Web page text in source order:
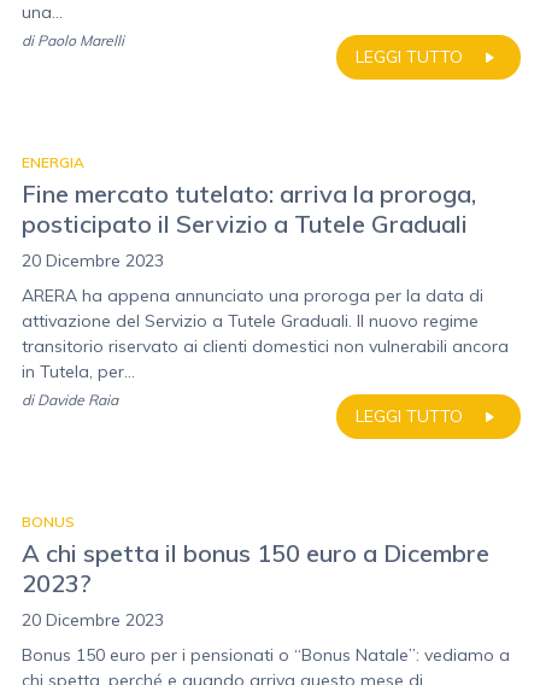
una...
LEGGI TUTTO
di Paolo Marelli
ENERGIA
Fine mercato tutelato: arriva la proroga,
posticipato il Servizio a Tutele Graduali
20 Dicembre 2023
ARERA ha appena annunciato una proroga per la data di
attivazione del Servizio a Tutele Graduali. Il nuovo regime
transitorio riservato ai clienti domestici non vulnerabili ancora
in Tutela, per...
LEGGI TUTTO
di Davide Raia
BONUS
A chi spetta il bonus 150 euro a Dicembre
2023?
20 Dicembre 2023
Bonus 150 euro per i pensionati o “Bonus Natale”: vediamo a
chi spetta, perché e quando arriva questo mese di